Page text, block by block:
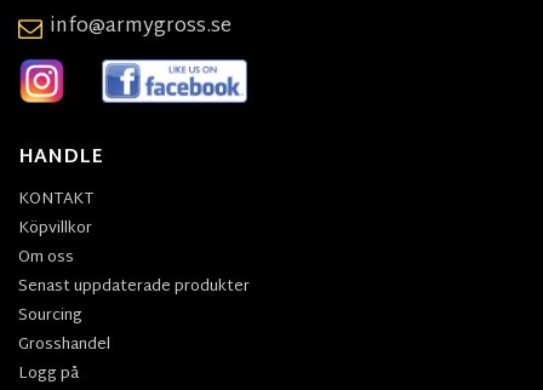
info@armygross.se
HANDLE
KONTAKT
Köpvillkor
Om oss
Senast uppdaterade produkter
Sourcing
Grosshandel
Logg på